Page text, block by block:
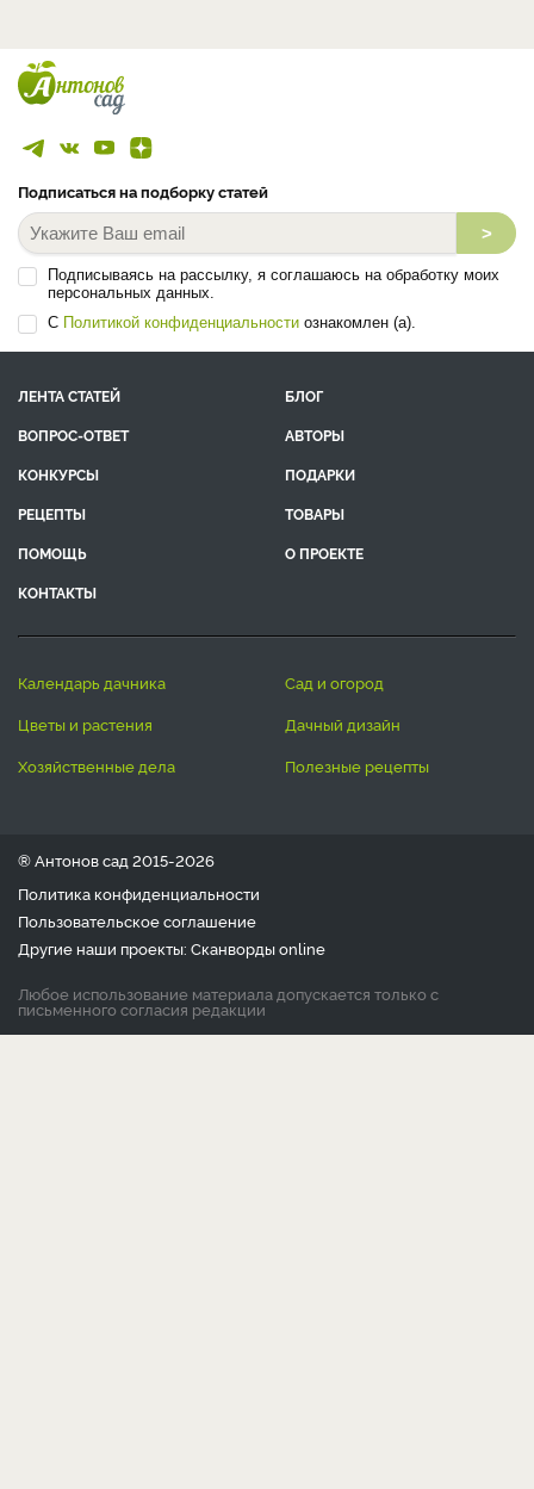
Подписаться на подборку статей
>
Подписываясь на рассылку, я соглашаюсь на обработку моих
персональных данных.
С Политикой конфиденциальности ознакомлен (а).
ЛЕНТА СТАТЕЙ
БЛОГ
ВОПРОС-ОТВЕТ
АВТОРЫ
КОНКУРСЫ
ПОДАРКИ
РЕЦЕПТЫ
ТОВАРЫ
ПОМОЩЬ
О ПРОЕКТЕ
КОНТАКТЫ
календарь дачника
сад и огород
цветы и растения
дачный дизайн
хозяйственные дела
полезные рецепты
® Антонов сад 2015-2026
Политика конфиденциальности
Пользовательское соглашение
Другие наши проекты: Сканвордыonline
Любое использование материала допускается только с
письменного согласия редакции